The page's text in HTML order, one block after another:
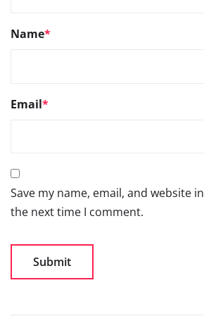
Name*
Email*
Save my name, email, and website
the next time I comment.